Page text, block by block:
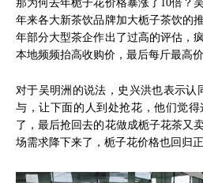
那为何去年栀子花价格暴涨了10倍？
年来各大新茶饮品牌加大栀子茶饮的
年部分大型茶企作出了过高的评估，
本地频频抬高收购价，最后每斤最高价
对于吴明洲的说法，史兴洪也表示认
与，让下面的人到处抢花，他们觉
了，最后抢回去的花做成栀子花茶又
场需求降下来了，栀子花价格也回归